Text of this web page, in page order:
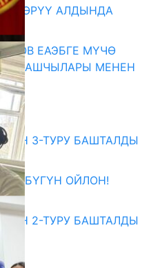
КӨРҮҮ АЛДЫНДА
ЕАЭБГЕ МҮЧӨ
БАШЧЫЛАРЫ МЕНЕН
3-ТУРУ БАШТАЛДЫ
БҮГҮН ОЙЛОН!
2-ТУРУ БАШТАЛДЫ